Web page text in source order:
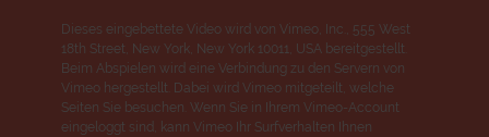
Dieses eingebettete Video wird von Vimeo, Inc., 555 West
18th Street, New York, New York 10011, USA bereitgestellt.
Beim Abspielen wird eine Verbindung zu den Servern von
Vimeo hergestellt. Dabei wird Vimeo mitgeteilt, welche
Seiten Sie besuchen. Wenn Sie in Ihrem Vimeo-Account
eingeloggt sind, kann Vimeo Ihr Surfverhalten Ihnen